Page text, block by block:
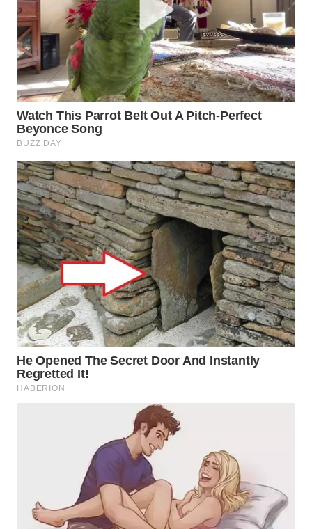
DEPOK
WN
TAPANULI
UTARA
WN
SAMOSIR
WN
PADANG
LAWAS
WN
SUMEDANG
WN
CIANJUR
WN
KEPULAUAN
SERIBU
WN
CIREBON